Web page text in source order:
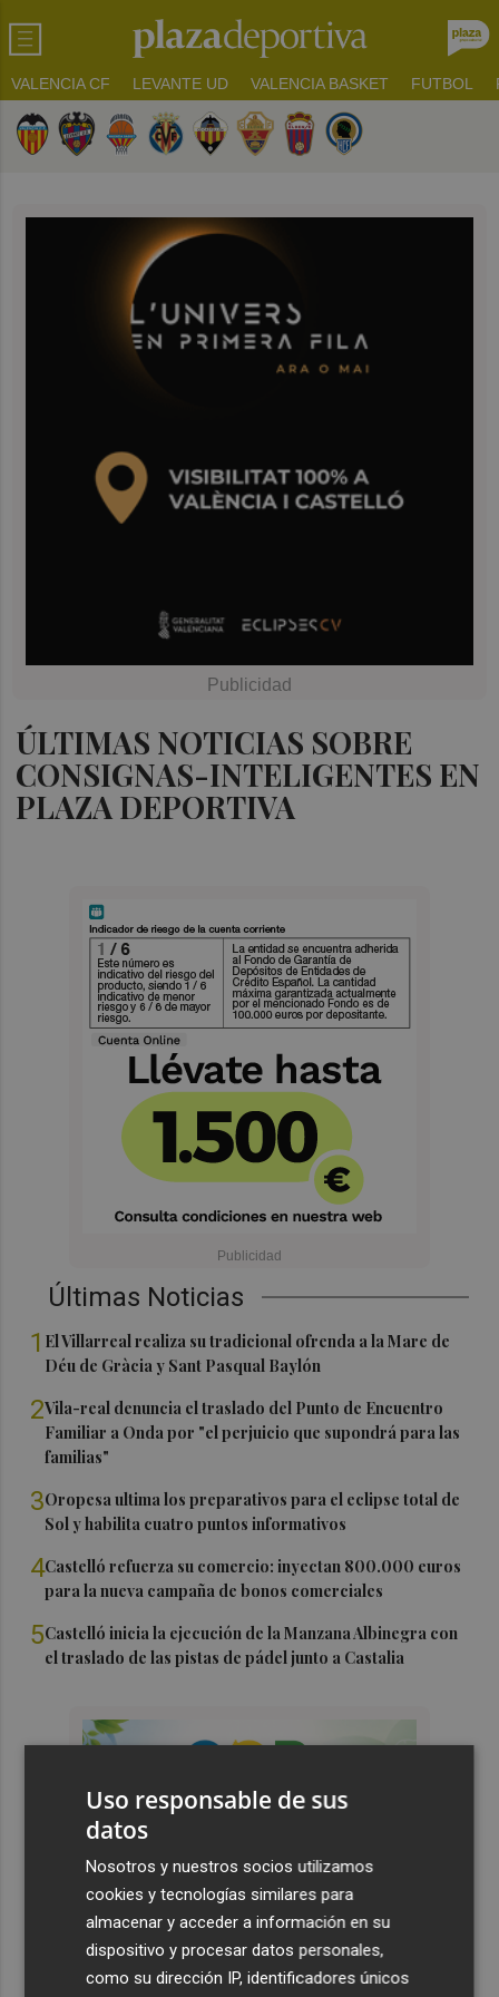
VALENCIA CF LEVANTE UD VALENCIA BASKET FUTBOL
ÚLTIMAS NOTICIAS SOBRE
CONSIGNAS-INTELIGENTES EN
PLAZA DEPORTIVA
Últimas Noticias
1 El Villarreal realiza su tradicional ofrenda a la Mare de
Déu de Gràcia y Sant Pasqual Baylón
2Vila-real denuncia el traslado del Punto de Encuentro
Familiar a Onda por "el perjuicio que supondrá para las
familias"
3Oropesa ultima los preparativos para el eclipse total de
Sol y habilita cuatro puntos informativos
4Castelló refuerza su comercio: inyectan 800.000 euros
para la nueva campaña de bonos comerciales
5Castelló inicia la ejecución de la Manzana Albinegra con
el traslado de las pistas de pádel junto a Castalia
Uso responsable de sus
datos
Nosotros y nuestros socios utilizamos
cookies y tecnologías similares para
almacenar y acceder a información en su
dispositivo y procesar datos personales,
como su dirección IP, identificadores únicos